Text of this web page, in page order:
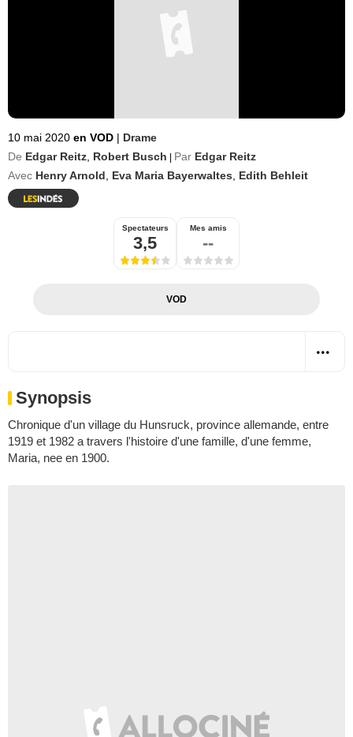
10 mai 2020 en VOD | Drame
De Edgar Reitz Robert Busch Par Edgar Reitz
Avec Henry Arnold Eva Maria Bayerwaltes Edith Behleit
Spectateurs
3,5
Mes amis
--
VOD
Synopsis
Chronique d'un village du Hunsruck, province allemande, entre
1919 et 1982 a travers l'histoire d'une famille, d'une femme,
Maria, nee en 1900.